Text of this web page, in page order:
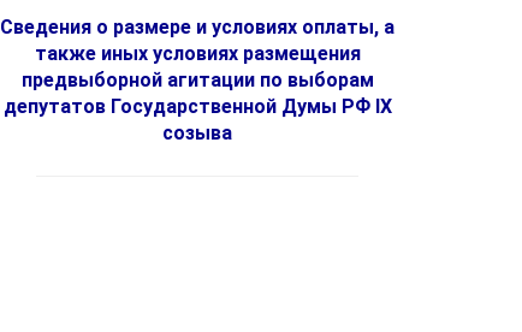
Сведения о размере и условиях оплаты, а
также иных условиях размещения
предвыборной агитации по выборам
депутатов Государственной Думы РФ IX
созыва